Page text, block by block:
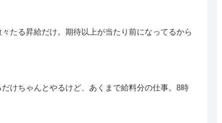
たる昇給だけ。期待以上が当たり前になってるから
けちゃんとやるけど、あくまで給料分の仕事。8時